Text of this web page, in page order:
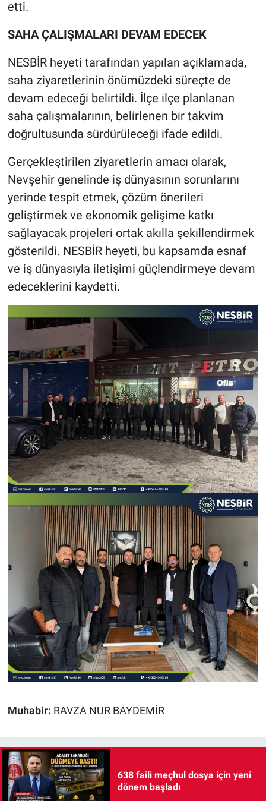
etti.
SAHA ÇALIŞMALARI DEVAM EDECEK
NESBİR heyeti tarafından yapılan açıklamada,
saha ziyaretlerinin önümüzdeki süreçte de
devam edeceği belirtildi. İlçe ilçe planlanan
saha çalışmalarının, belirlenen bir takvim
doğrultusunda sürdürüleceği ifade edildi.
Gerçekleştirilen ziyaretlerin amacı olarak,
Nevşehir genelinde iş dünyasının sorunlarını
yerinde tespit etmek, çözüm önerileri
geliştirmek ve ekonomik gelişime katkı
sağlayacak projeleri ortak akılla şekillendirmek
gösterildi. NESBİR heyeti, bu kapsamda esnaf
ve iş dünyasıyla iletişimi güçlendirmeye devam
edeceklerini kaydetti.
Muhabir: RAVZA NUR BAYDEMİR
638 faili meçhul dosya için yeni
dönem başladı